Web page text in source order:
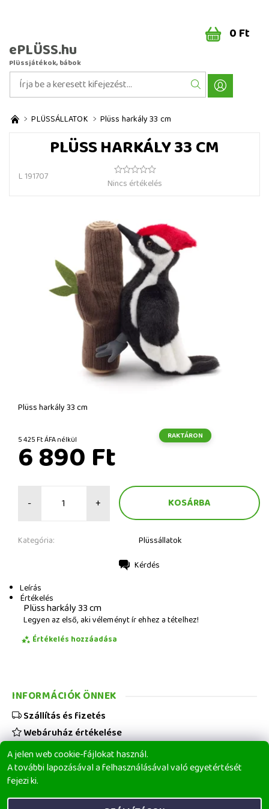
ePLÜSS.hu
Plüssjátékok, bábok
0 Ft
PLÜSSÁLLATOK Plüss harkály 33 cm
PLÜSS HARKÁLY 33 CM
L 191707
Nincs értékelés
Plüss harkály 33 cm
5 425 Ft ÁFA nélkül RAKTÁRON
6 890 Ft
- +
Kategória: Plüssállatok
Kérdés
Leírás
Értékelés
Plüss harkály 33 cm
Legyen az első, aki véleményt ír ehhez a tételhez!
Értékelés hozzáadása
A jelen web cookie-fájlokat használ.
A további lapozásával a felhasználásával való egyetértését
fejezi ki.
INFORMÁCIÓK ÖNNEK
Szállítás és fizetés
Webáruház értékelése
Viszonteladóknak
Üzleti feltételek
Elérhetőségeink